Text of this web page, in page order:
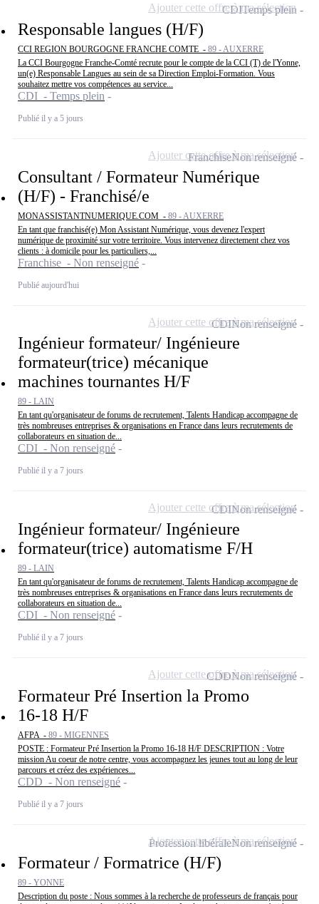
Responsable langues (H/F)
CCI REGION BOURGOGNE FRANCHE COMTE - 89 - AUXERRE
La CCI Bourgogne Franche-Comté recrute pour le compte de la CCI (T) de l'Yonne,
un(e) Responsable Langues au sein de sa Direction Emploi-Formation. Vous
souhaitez mettre vos compétences au service...
CDI - Temps plein
Publié il y a 5 jours
CDITemps plein
Ajouter cette offre à ma sélection
Consultant / Formateur Numérique
(H/F) - Franchisé/e
MONASSISTANTNUMERIQUE.COM - 89 - AUXERRE
En tant que franchisé(e) Mon Assistant Numérique, vous devenez l'expert
numérique de proximité sur votre territoire. Vous intervenez directement chez vos
clients : à domicile pour les particuliers,...
Franchise - Non renseigné
Publié aujourd'hui
FranchiseNon renseigné
Ajouter cette offre à ma sélection
Ingénieur formateur/ Ingénieure
formateur(trice) mécanique
machines tournantes H/F
89 - LAIN
En tant qu'organisateur de forums de recrutement, Talents Handicap accompagne de
très nombreuses entreprises & organisations en France dans leurs recrutements de
collaborateurs en situation de...
CDI - Non renseigné
Publié il y a 7 jours
CDINon renseigné
Ajouter cette offre à ma sélection
Ingénieur formateur/ Ingénieure
formateur(trice) automatisme F/H
89 - LAIN
En tant qu'organisateur de forums de recrutement, Talents Handicap accompagne de
très nombreuses entreprises & organisations en France dans leurs recrutements de
collaborateurs en situation de...
CDI - Non renseigné
Publié il y a 7 jours
CDINon renseigné
Ajouter cette offre à ma sélection
Formateur Pré Insertion la Promo
16-18 H/F
AFPA - 89 - MIGENNES
POSTE : Formateur Pré Insertion la Promo 16-18 H/F DESCRIPTION : Votre
mission Au coeur de notre centre, vous accompagnez les jeunes tout au long de leur
parcours et créez des expériences...
CDD - Non renseigné
Publié il y a 7 jours
CDDNon renseigné
Ajouter cette offre à ma sélection
Formateur / Formatrice (H/F)
89 - YONNE
Description du poste : Nous sommes à la recherche de professeurs de français pour
Profession libéraleNon renseigné
Ajouter cette offre à ma sélection